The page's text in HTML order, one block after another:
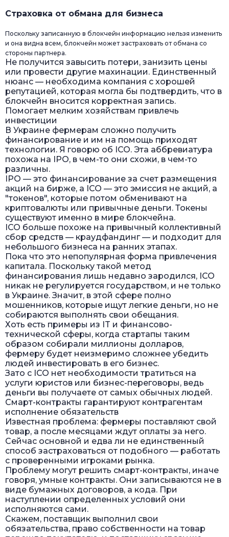
Страховка от обмана для бизнеса
Поскольку записанную в блокчейн информацию нельзя изменить
и она видна всем, блокчейн может застраховать от обмана со
стороны партнера.
Не получится завысить потери, занизить цены
или провести другие махинации. Единственный
нюанс — необходима компания с хорошей
репутацией, которая могла бы подтвердить, что в
блокчейн вносится корректная запись.
Помогает мелким хозяйствам привлечь
инвестиции
В Украине фермерам сложно получить
финансирование и им на помощь приходят
технологии. Я говорю об ICO. Эта аббревиатура
похожа на IPO, в чем-то они схожи, в чем-то
различны.
IPO — это финансирование за счет размещения
акций на бирже, а ICO — это эмиссия не акций, а
"токенов", которые потом обменивают на
криптовалюты или привычные деньги. Токены
существуют именно в мире блокчейна.
ICO больше похоже на привычный коллективный
сбор средств — краудфандинг — и подходит для
небольшого бизнеса на ранних этапах.
Пока что это непопулярная форма привлечения
капитала. Поскольку такой метод
финансирования лишь недавно зародился, ICO
никак не регулируется государством, и не только
в Украине. Значит, в этой сфере полно
мошенников, которые ищут легкие деньги, но не
собираются выполнять свои обещания.
Хоть есть примеры из IT и финансово-
технической сферы, когда стартапы таким
образом собирали миллионы долларов,
фермеру будет неизмеримо сложнее убедить
людей инвестировать в его бизнес.
Зато с ICO нет необходимости тратиться на
услуги юристов или бизнес-переговоры, ведь
деньги вы получаете от самых обычных людей.
Смарт-контракты гарантируют контрагентам
исполнение обязательств
Известная проблема: фермеры поставляют свой
товар, а после месяцами ждут оплаты за него.
Сейчас основной и едва ли не единственный
способ застраховаться от подобного — работать
с проверенными игроками рынка.
Проблему могут решить смарт-контракты, иначе
говоря, умные контракты. Они записываются не в
виде бумажных договоров, а кода. При
наступлении определенных условий они
исполняются сами.
Скажем, поставщик выполнил свои
обязательства, право собственности на товар